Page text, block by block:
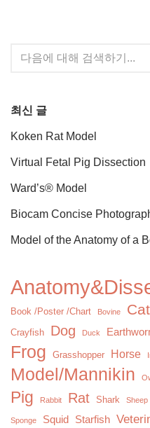
최신 글
Koken Rat Model
Virtual Fetal Pig Dissection
Ward’s® Model
Biocam Concise
Model of the Anatomy of a
Book /Poster /Chart Bovine Cat
Crayfish Dog Duck
Frog Grasshopper Horse
Model/Mannikin
Pig Rabbit Rat Shark Sheep
Sponge Squid Starfish